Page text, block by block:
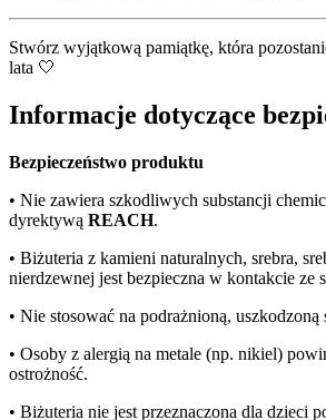
Stwórz wyjątkową pamiątkę, która
lata 🤍
Informacje dotyczące
Bezpieczeństwo produktu
• Nie zawiera szkodliwych substancji
dyrektywą REACH.
• Biżuteria z kamieni naturalnych, srebra,
nierdzewnej jest bezpieczna w kontakcie ze
• Nie stosować na podrażnioną,
• Osoby z alergią na metale (np. nikiel)
ostrożność.
• Biżuteria nie jest przeznaczona dla dzieci